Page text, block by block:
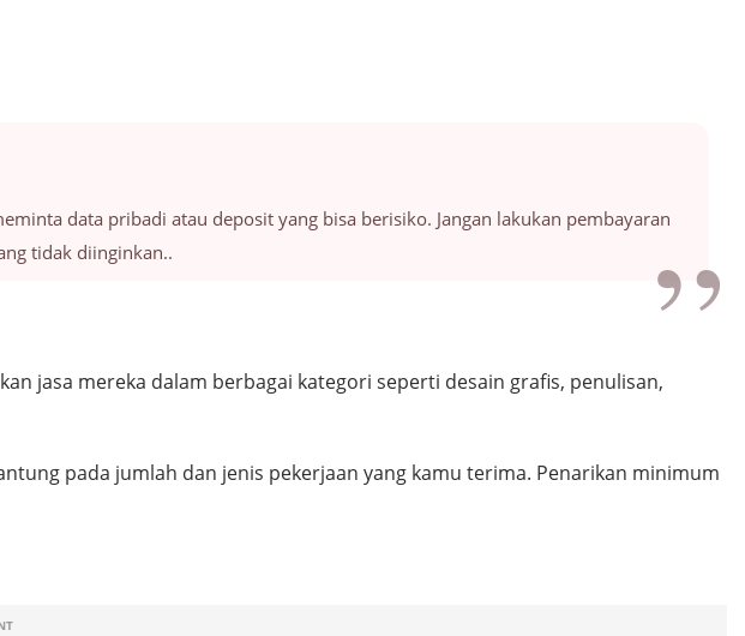
data pribadi atau deposit yang bisa berisiko. Jangan lakukan pembayaran
tidak diinginkan..
jasa mereka dalam berbagai kategori seperti desain grafis, penulisan,
pada jumlah dan jenis pekerjaan yang kamu terima. Penarikan minimum